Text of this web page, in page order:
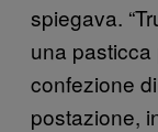
spiegava.
una
confezione
postazione,